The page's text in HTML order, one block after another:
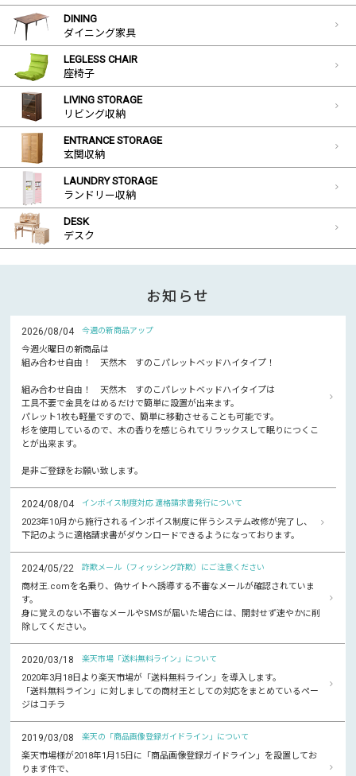
DINING
ダイニング家具
LEGLESS CHAIR
座椅子
LIVING STORAGE
リビング収納
ENTRANCE STORAGE
玄関収納
LAUNDRY STORAGE
ランドリー収納
DESK
デスク
お知らせ
2026/08/04 今週の新商品アップ
今週火曜日の新商品は
組み合わせ自由！ 天然木 すのこパレットベッドハイタイプ！
組み合わせ自由！ 天然木 すのこパレットベッドハイタイプは
工具不要で金具をはめるだけで簡単に設置が出来ます。
パレット1枚も軽量ですので、簡単に移動させることも可能です。
杉を使用しているので、木の香りを感じられてリラックスして眠りにつくこ
とが出来ます。
是非ご登録をお願い致します。
2024/08/04 インボイス制度対応 適格請求書発行について
2023年10月から施行されるインボイス制度に伴うシステム改修が完了し、
下記のように適格請求書がダウンロードできるようになっております。
2024/05/22 詐欺メール（フィッシング詐欺）にご注意ください
商材王.comを名乗り、偽サイトへ誘導する不審なメールが確認されていま
す。
身に覚えのない不審なメールやSMSが届いた場合には、開封せず速やかに削
除してください。
2020/03/18 楽天市場「送料無料ライン」について
2020年3月18日より楽天市場が「送料無料ライン」を導入します。
「送料無料ライン」に対しましての商材王としての対応をまとめているペー
ジはコチラ
2019/03/08 楽天の「商品画像登録ガイドライン」について
楽天市場様が2018年1月15日に「商品画像登録ガイドライン」を設置してお
ります件で、